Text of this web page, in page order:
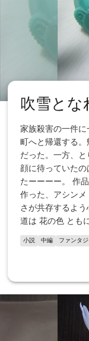
吹雪と
家族殺害の一件
町へと帰還する
だった。一方、
顔に待っていた
たーーーー。 作
作った、アシン
さが共存するよ
道は 花の色 とも
小説 中編 ファンタジ